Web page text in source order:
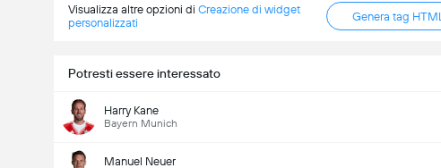
Visualizza altre opzioni di Creazione di widget
personalizzati
Genera tag HTML
Potresti essere interessato
Harry Kane
Bayern Munich
Manuel Neuer